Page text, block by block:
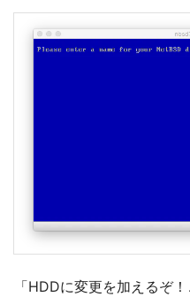
「HDDに変更を加えるぞ